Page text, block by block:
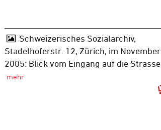
Schweizerisches Sozialarchiv,
Stadelhoferstr. 12, Zürich, im November
2005: Blick vom Eingang auf die Strasse